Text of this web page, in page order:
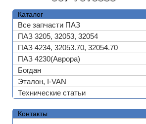
Каталог
Все запчасти ПАЗ
ПАЗ 3205, 32053, 32054
ПАЗ 4234, 32053.70, 32054.70
ПАЗ 4230(Аврора)
Богдан
Эталон, I-VAN
Технические статьи
Контакты